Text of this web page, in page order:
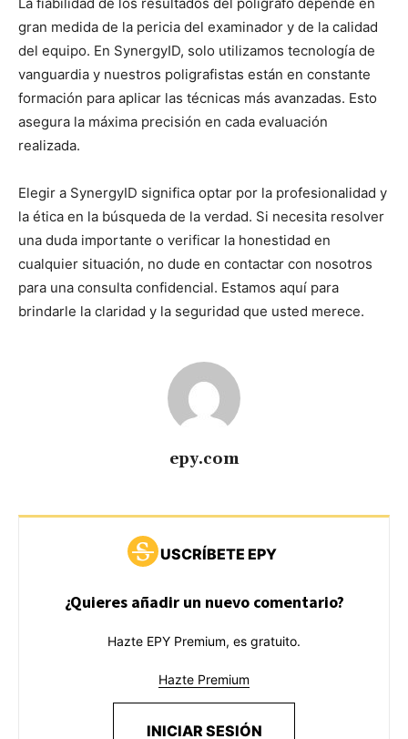
gran medida de la pericia del examinador y de la calidad
del equipo. En SynergyID, solo utilizamos tecnología de
vanguardia y nuestros poligrafistas están en constante
formación para aplicar las técnicas más avanzadas. Esto
asegura la máxima precisión en cada evaluación
realizada.
Elegir a SynergyID significa optar por la profesionalidad y
la ética en la búsqueda de la verdad. Si necesita resolver
una duda importante o verificar la honestidad en
cualquier situación, no dude en contactar con nosotros
para una consulta confidencial. Estamos aquí para
brindarle la claridad y la seguridad que usted merece.
epy.com
USCRÍBETE EPY
¿Quieres añadir un nuevo comentario?
Hazte EPY Premium, es gratuito.
Hazte Premium
INICIAR SESIÓN